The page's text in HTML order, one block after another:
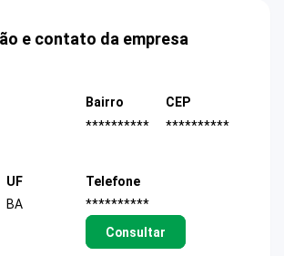
e contato da empresa
Bairro
**********
CEP
**********
UF
BA
Telefone
**********
Consultar